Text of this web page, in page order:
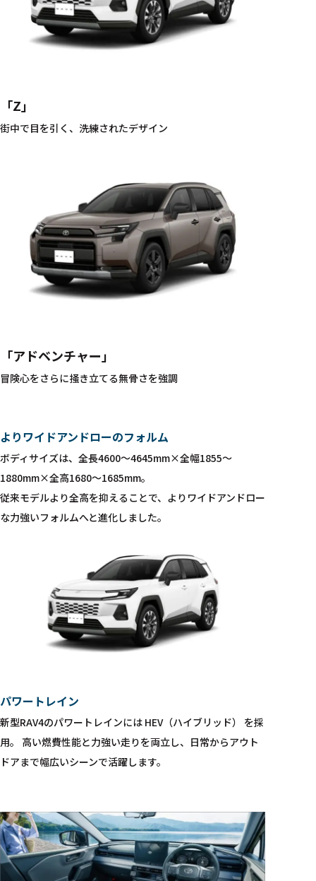
「Z」
街中で目を引く、洗練されたデザイン
「アドベンチャー」
冒険心をさらに掻き立てる無骨さを強調
よりワイドアンドローのフォルム
ボディサイズは、全長4600〜4645mm×全幅1855〜
1880mm×全高1680〜1685mm。
従来モデルより全高を抑えることで、よりワイドアンドロー
な力強いフォルムへと進化しました。
パワートレイン
新型RAV4のパワートレインには HEV（ハイブリッド） を採
用。 高い燃費性能と力強い走りを両立し、日常からアウト
ドアまで幅広いシーンで活躍します。